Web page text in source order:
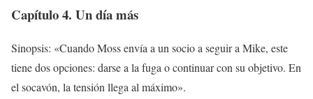
Capítulo 4. Un día más
Sinopsis: «Cuando Moss envía a un socio a seguir a Mike, este
tiene dos opciones: darse a la fuga o continuar con su objetivo. En
el socavón, la tensión llega al máximo».